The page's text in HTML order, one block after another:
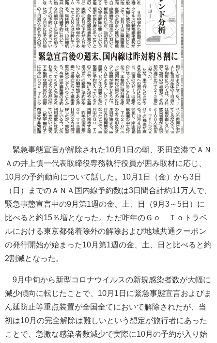
緊急事態宣言が解除された10月1日の朝、羽田空港でＡＮ
Ａの井上慎一代表取締役専務執行役員が囲み取材に応じ、
10月の予約動向について話した。10月1日（金）から3日
（日）までのＡＮＡ国内線予約数は3日間合計約11万人で、
緊急事態宣言中の9月第1週の金、土、日（9月3～5日）に
比べると約15％増となった。ただ昨年のＧｏ Ｔｏトラベ
ルにおける東京都発着除外の解除および地域共通クーポン
の発行開始が始まった10月第1週の金、土、日と比べると約
2割減となった。
9月中旬から新型コロナウイルスの新規感染者数が大幅に
減少傾向に転じたことで、10月1日に緊急事態宣言およびま
ん延防止等重点装置が全国全てにおいて解除されたが、当
初は10月の完全解除は難しいという想定が旅行者にあった
ことで、急激な感染者数減少で実際に10月の予約が入り始